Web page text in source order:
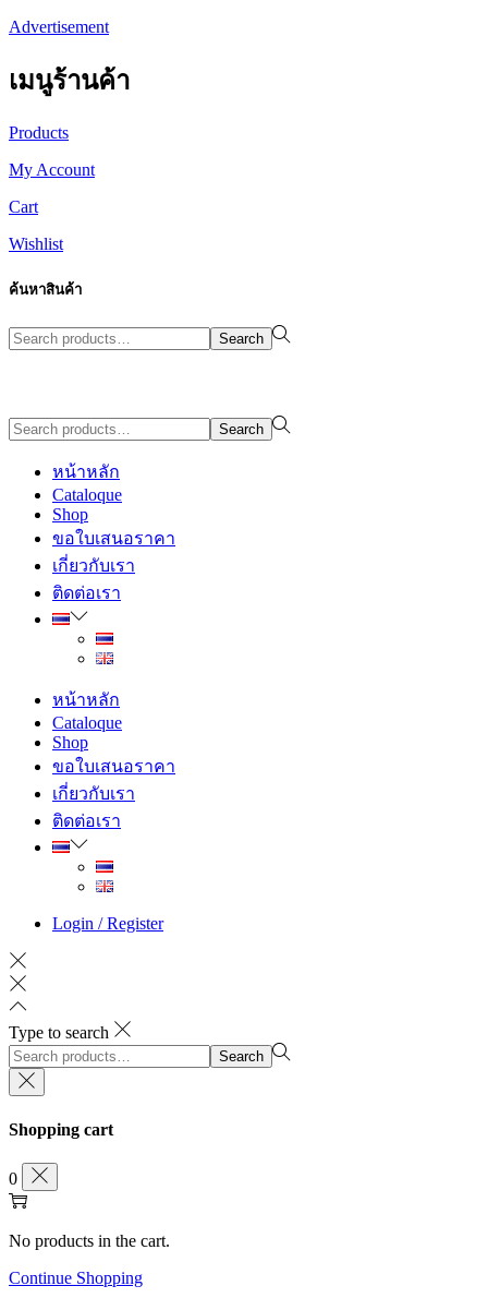
Advertisement
เมนูร้านค้า
Products
My Account
Cart
Wishlist
ค้นหาสินค้า
Search
for:>
Search
Search
for:>
Search
หน้าหลัก
Cataloque
Shop
ขอใบเสนอราคา
เกี่ยวกับเรา
ติดต่อเรา
หน้าหลัก
Cataloque
Shop
ขอใบเสนอราคา
เกี่ยวกับเรา
ติดต่อเรา
Login / Register
Type to search
Search
for:>
Search
Shopping cart
0
No products in the cart.
Continue Shopping